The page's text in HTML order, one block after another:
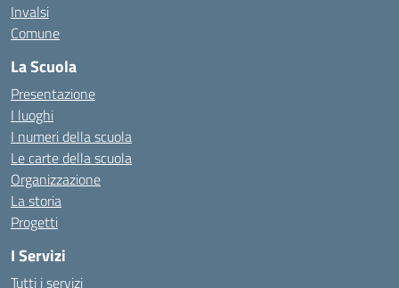
Invalsi
Comune
La Scuola
Presentazione
I luoghi
I numeri della scuola
Le carte della scuola
Organizzazione
La storia
Progetti
I Servizi
Tutti i servizi